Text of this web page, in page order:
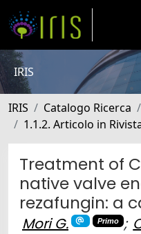
IRIS
IRIS Catalogo Ricerca
1.1.2. Articolo in
Treatment of
native valve
rezafungin: a
Mori G. Primo ;